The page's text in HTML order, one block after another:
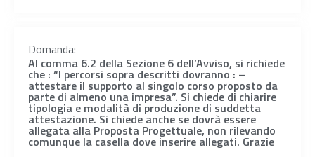
Domanda:
Al comma 6.2 della Sezione 6 dell’Avviso, si richiede
che : “I percorsi sopra descritti dovranno : –
attestare il supporto al singolo corso proposto da
parte di almeno una impresa”. Si chiede di chiarire
tipologia e modalità di produzione di suddetta
attestazione. Si chiede anche se dovrà essere
allegata alla Proposta Progettuale, non rilevando
comunque la casella dove inserire allegati. Grazie